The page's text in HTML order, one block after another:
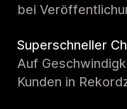
bei
Superschneller
Auf
Kunden in